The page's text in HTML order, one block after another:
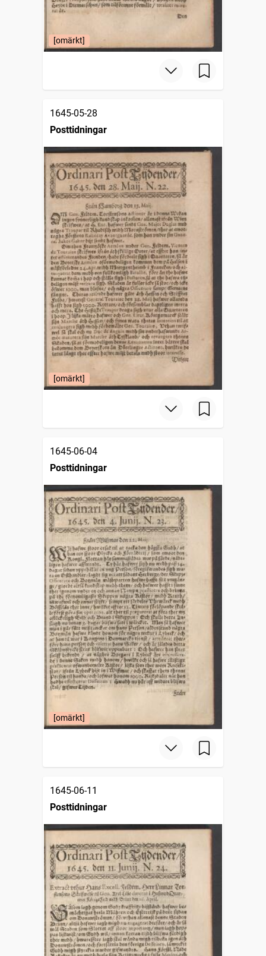
[omärkt]
1645-05-28
Posttidningar
[omärkt]
1645-06-04
Posttidningar
[omärkt]
1645-06-11
Posttidningar